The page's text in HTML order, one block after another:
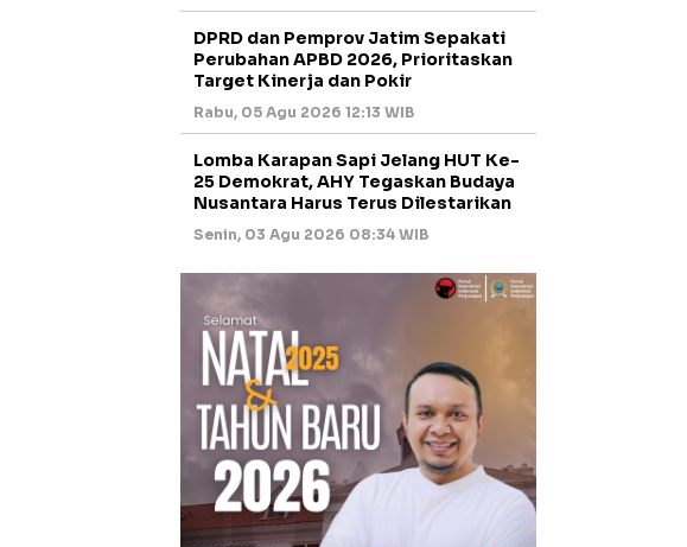
DPRD dan Pemprov Jatim Sepakati
Perubahan APBD 2026, Prioritaskan
Target Kinerja dan Pokir
Rabu, 05 Agu 2026 12:13 WIB
Lomba Karapan Sapi Jelang HUT Ke-
25 Demokrat, AHY Tegaskan Budaya
Nusantara Harus Terus Dilestarikan
Senin, 03 Agu 2026 08:34 WIB